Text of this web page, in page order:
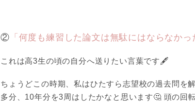
② 「何度も練習した論文は無駄にはならなかっ
これは高3生の頃の自分へ送りたい言葉です🖋️
ちょうどこの時期、私はひたすら志望校の過去問を
多分、10年分を3周はしたかなと思います🤔 頭の回